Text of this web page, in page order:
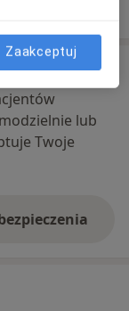
lub
Twoje
Zaakceptuj